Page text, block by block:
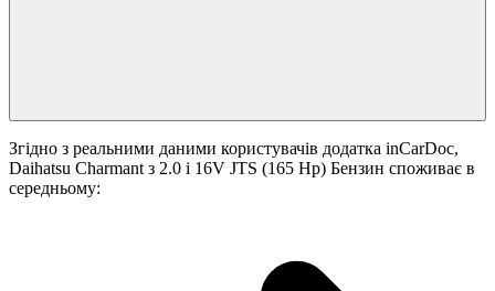
Згідно з реальними даними користувачів додатка inCarDoc,
Daihatsu Charmant з 2.0 i 16V JTS (165 Hp) Бензин споживає в
середньому: